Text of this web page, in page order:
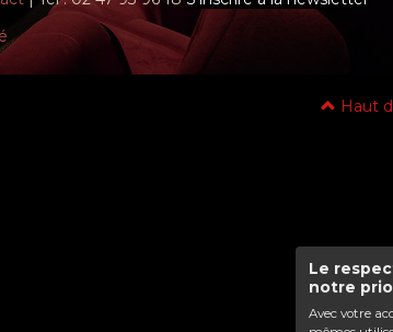
Le
notre
Avec votre
Haut